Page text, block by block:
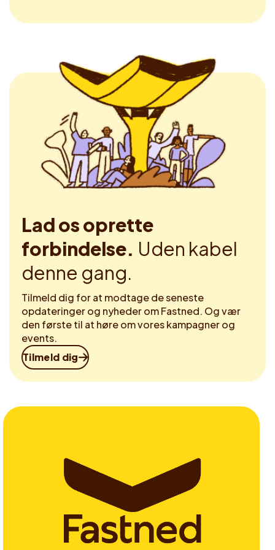
Lad os oprette
forbindelse. Uden kabel
denne gang.
Tilmeld dig for at modtage de seneste
opdateringer og nyheder om Fastned. Og vær
den første til at høre om vores kampagner og
events.
Tilmeld dig